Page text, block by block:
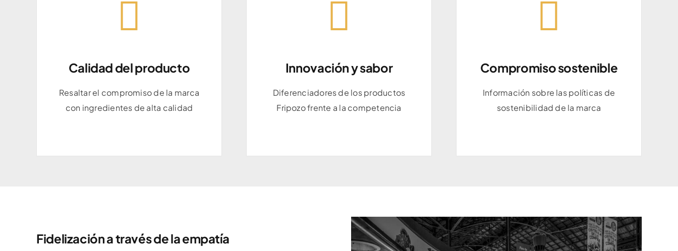
Calidad del producto
Resaltar el compromiso de la marca
con ingredientes de alta calidad
Calidad del producto
Resaltar el compromiso de la marca
con ingredientes de alta calidad
Innovación y sabor
Diferenciadores de los productos
Fripozo frente a la competencia
Innovación y sabor
Diferenciadores de los productos
Fripozo frente a la competencia
Compromiso sostenible
Información sobre las políticas de
sostenibilidad de la marca
Compromiso sostenible
Información sobre las políticas de
sostenibilidad de la marca
Fidelización a través de la empatía